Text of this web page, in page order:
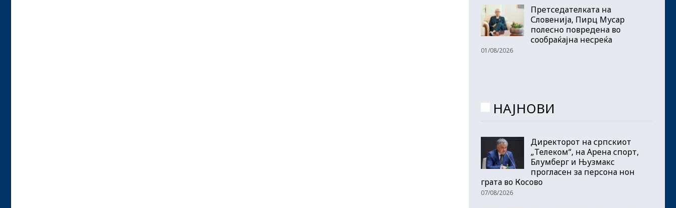
Претседателката на
Словенија, Пирц Мусар
полесно повредена во
сообраќајна несреќа
01/08/2026
НАЈНОВИ
Директорот на српскиот
„Телеком“, на Арена спорт,
Блумберг и Њузмакс
прогласен за персона нон
грата во Косово
07/08/2026